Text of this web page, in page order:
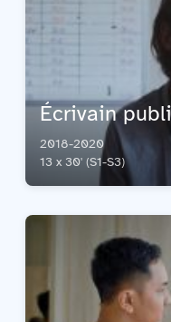
Écrivain
2018-2020
13 x 30' (S1-S3)